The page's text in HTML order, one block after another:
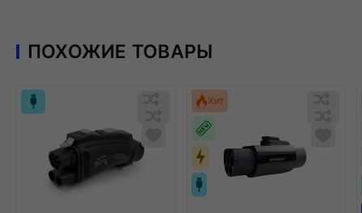
ПОХОЖИЕ ТОВАРЫ
Обновляю
список...
Обновляю
список...
Добавить
список
сравнения
Хит